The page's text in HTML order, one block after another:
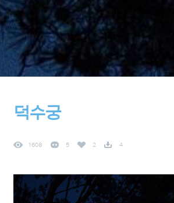
덕수궁
1608 5 2 4